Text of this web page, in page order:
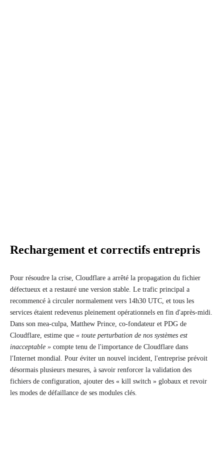
Rechargement et correctifs entrepris
Pour résoudre la crise, Cloudflare a arrêté la propagation du fichier
défectueux et a restauré une version stable. Le trafic principal a
recommencé à circuler normalement vers 14h30 UTC, et tous les
services étaient redevenus pleinement opérationnels en fin d'après-midi.
Dans son mea-culpa, Matthew Prince, co-fondateur et PDG de
Cloudflare, estime que « toute perturbation de nos systèmes est
inacceptable » compte tenu de l'importance de Cloudflare dans
l'Internet mondial. Pour éviter un nouvel incident, l'entreprise prévoit
désormais plusieurs mesures, à savoir renforcer la validation des
fichiers de configuration, ajouter des « kill switch » globaux et revoir
les modes de défaillance de ses modules clés.